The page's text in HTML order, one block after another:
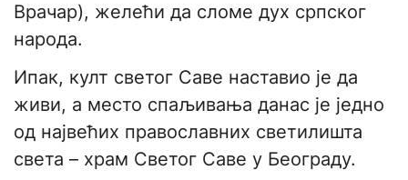
Врачар), желећи да сломе дух српског
народа.
Ипак, култ светог Саве наставио је да
живи, а место спаљивања данас је једно
од највећих православних светилишта
света – храм Светог Саве у Београду.